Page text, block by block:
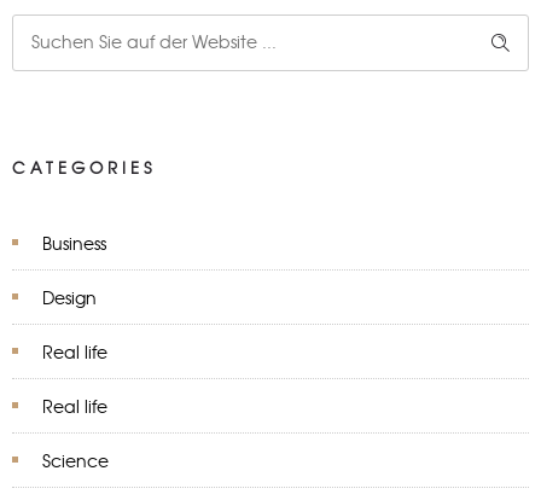
CATEGORIES
Business
Design
Real life
Real life
Science